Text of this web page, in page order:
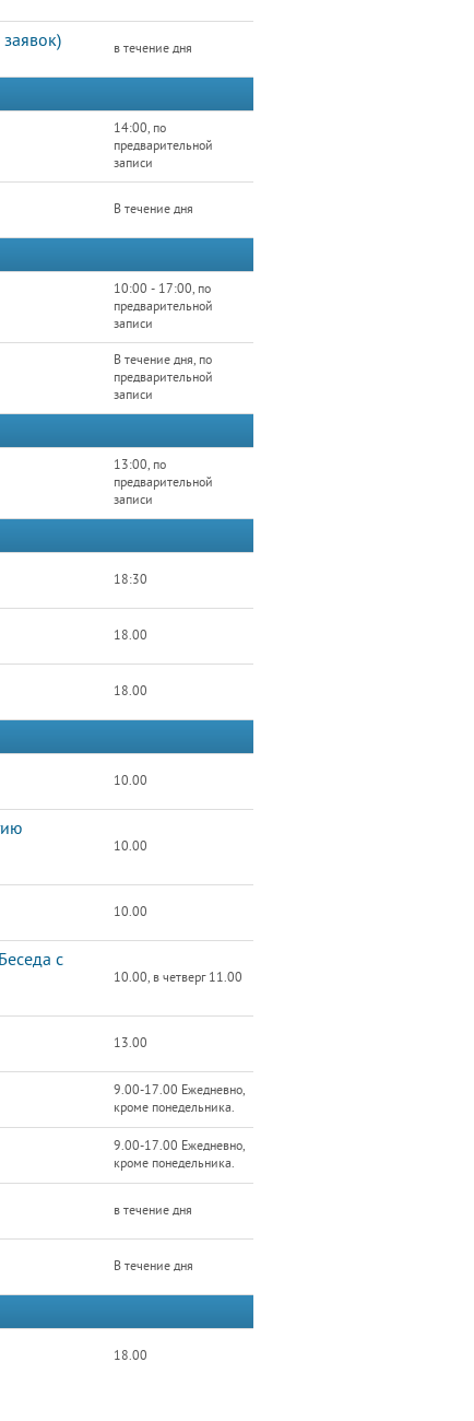
в течение дня
14:00, по
предварительной
записи
В течение дня
10:00 - 17:00, по
предварительной
записи
В течение дня, по
предварительной
записи
13:00, по
предварительной
записи
18:30
18.00
18.00
10.00
10.00
10.00
с
10.00, в четверг 11.00
13.00
9.00-17.00 Ежедневно,
кроме понедельника.
9.00-17.00 Ежедневно,
кроме понедельника.
в течение дня
В течение дня
18.00